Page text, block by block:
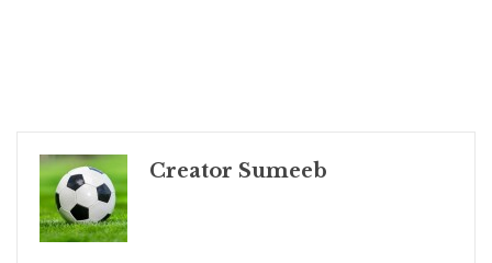
Creator Sumeeb